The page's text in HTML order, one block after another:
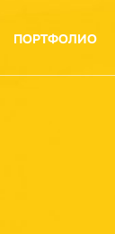
ПОРТФОЛИО